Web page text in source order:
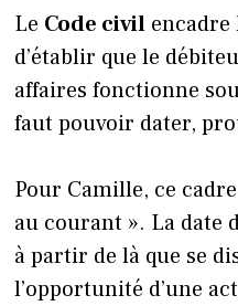
Le Code civil encadre
d’établir que le
affaires fonctionne
faut pouvoir dater,
Pour Camille, ce
au courant ». La date
à partir de là que se
l’opportunité d’une